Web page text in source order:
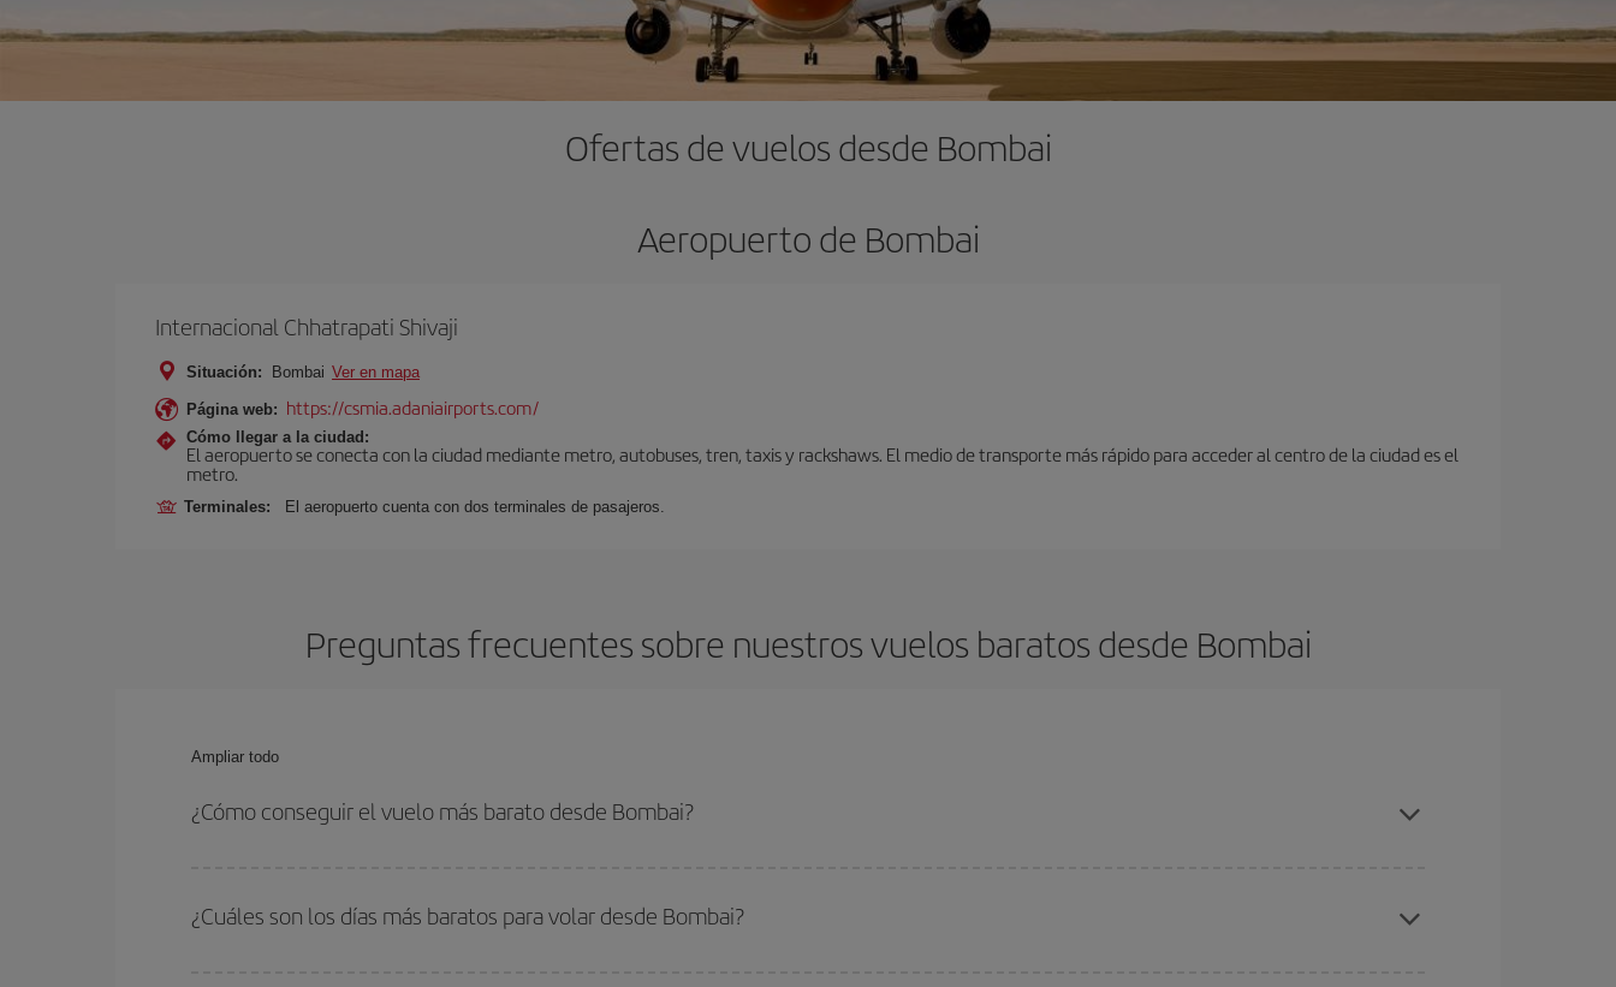
Ofertas de vuelos desde Bombai
Aeropuerto de Bombai
Internacional Chhatrapati Shivaji
Situación: Bombai Ver en mapa
Página web: https://csmia.adaniairports.com/
Cómo llegar a la ciudad:
El aeropuerto se conecta con la ciudad mediante metro, autobuses, tren, taxis y rackshaws. El medio de transporte más rápido para acceder al centro de la ciudad es el
metro.
Terminales: El aeropuerto cuenta con dos terminales de pasajeros.
Preguntas frecuentes sobre nuestros vuelos baratos desde Bombai
Ampliar todo
¿Cómo conseguir el vuelo más barato desde Bombai?
vuelta. Además, si no tienes decidido un destino concreto para tu viaje, mira nuestras ofertas y déjate inspirar: seguro que encuentras el vuelo más barato.
¿Cuáles son los días más baratos para volar desde Bombai?